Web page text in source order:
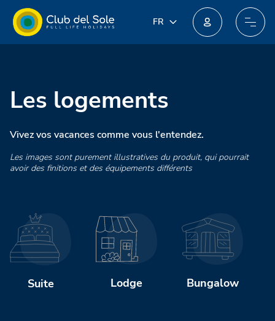
FR
NL
Les logements
Vivez vos vacances comme vous l'entendez.
Les images sont purement illustratives du produit, qui pourrait
avoir des finitions et des équipements différents
Suite Lodge Bungalow